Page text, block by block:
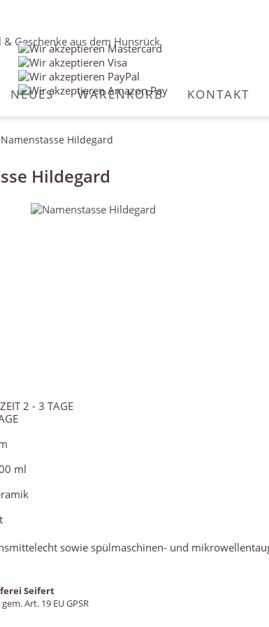
NEUES WARENKORB KONTAKT
Namenstasse Hildegard
Hildegard
ml
sowie spülmaschinen- und
Seifert
Art. 19 EU GPSR